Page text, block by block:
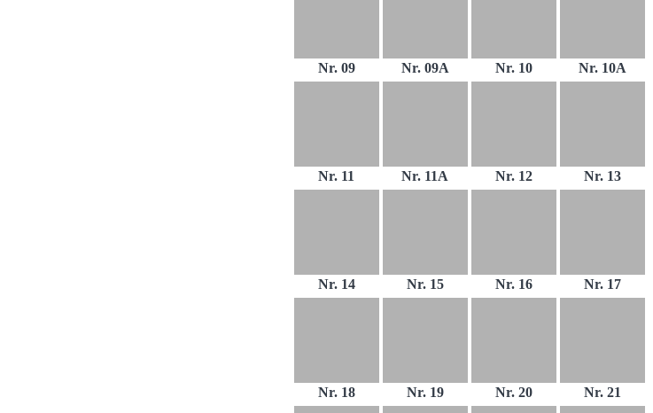
Nr. 09 Nr. 09A Nr. 10 Nr. 10A
Nr. 11 Nr. 11A Nr. 12 Nr. 13
Nr. 14 Nr. 15 Nr. 16 Nr. 17
Nr. 18 Nr. 19 Nr. 20 Nr. 21